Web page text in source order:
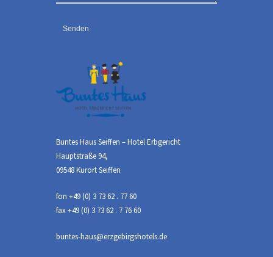
Buntes Haus Seiffen – Hotel Erbgericht
Hauptstraße 94,
09548 Kurort Seiffen
fon +49 (0) 3 73 62 . 77 60
fax +49 (0) 3 73 62 . 7 76 60
buntes-haus@erzgebirgshotels.de